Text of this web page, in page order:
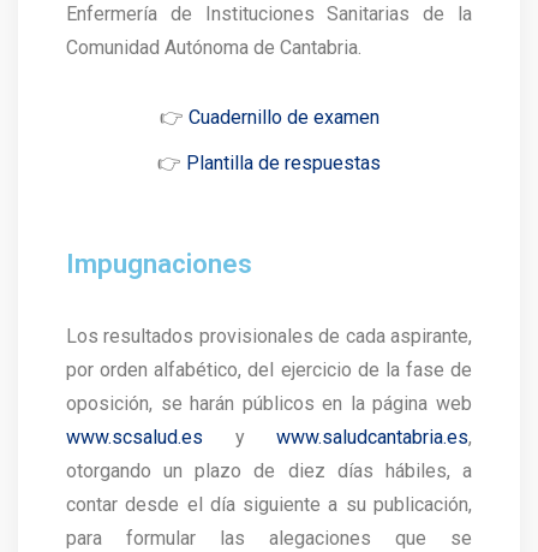
Enfermería de Instituciones Sanitarias de la
Comunidad Autónoma de Cantabria.
👉 Cuadernillo de examen
👉 Plantilla de respuestas
Impugnaciones
Los resultados provisionales de cada aspirante,
por orden alfabético, del ejercicio de la fase de
oposición, se harán públicos en la página web
www.scsalud.es y www.saludcantabria.es,
otorgando un plazo de diez días hábiles, a
contar desde el día siguiente a su publicación,
para formular las alegaciones que se